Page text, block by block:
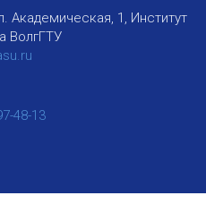
Академическая, 1, Институт
ВолгГТУ
48-13